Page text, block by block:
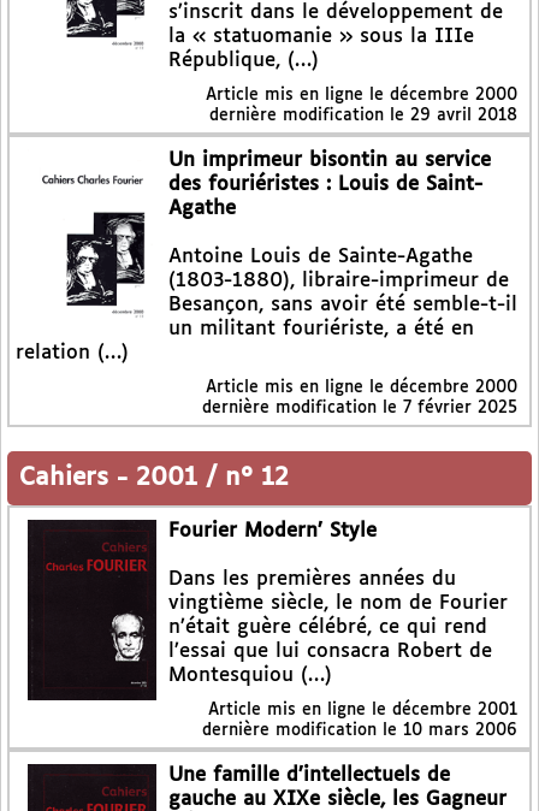
s’inscrit dans le développement de
la « statuomanie » sous la IIIe
République, (…)
Article mis en ligne le décembre 2000
dernière modification le 29 avril 2018
Un imprimeur bisontin au service
des fouriéristes : Louis de Saint-
Agathe
Antoine Louis de Sainte-Agathe
(1803-1880), libraire-imprimeur de
Besançon, sans avoir été semble-t-il
un militant fouriériste, a été en
relation (…)
Article mis en ligne le décembre 2000
dernière modification le 7 février 2025
Cahiers - 2001 / n° 12
Fourier Modern’ Style
Dans les premières années du
vingtième siècle, le nom de Fourier
n’était guère célébré, ce qui rend
l’essai que lui consacra Robert de
Montesquiou (…)
Article mis en ligne le décembre 2001
dernière modification le 10 mars 2006
Une famille d’intellectuels de
gauche au XIXe siècle, les Gagneur